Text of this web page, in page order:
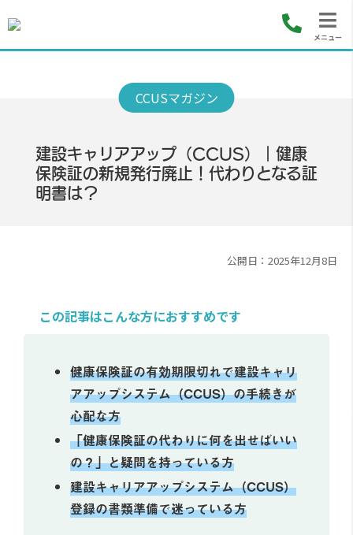
メニュー
建設キャリアアップ（CCUS）｜健康
保険証の新規発行廃止！代わりとなる証
明書は？
公開日：2025年12月8日
この記事はこんな方におすすめです
健康保険証の有効期限切れで建設キャリ
アアップシステム（CCUS）の手続きが
心配な方
「健康保険証の代わりに何を出せばいい
の？」と疑問を持っている方
建設キャリアアップシステム（CCUS）
登録の書類準備で迷っている方